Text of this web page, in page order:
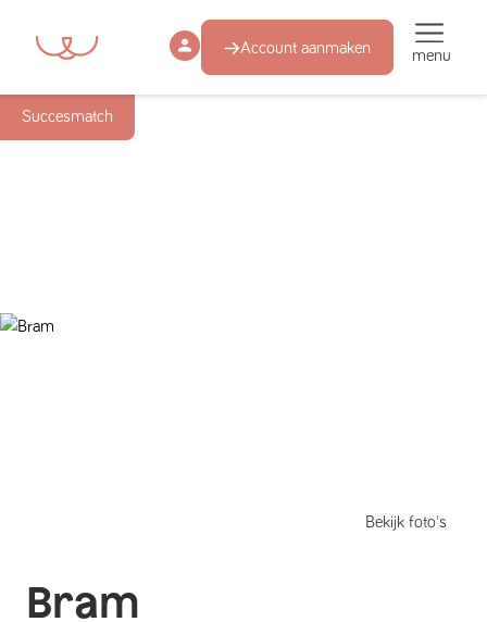
Account aanmaken menu
Succesmatch
Bekijk foto's
Bram